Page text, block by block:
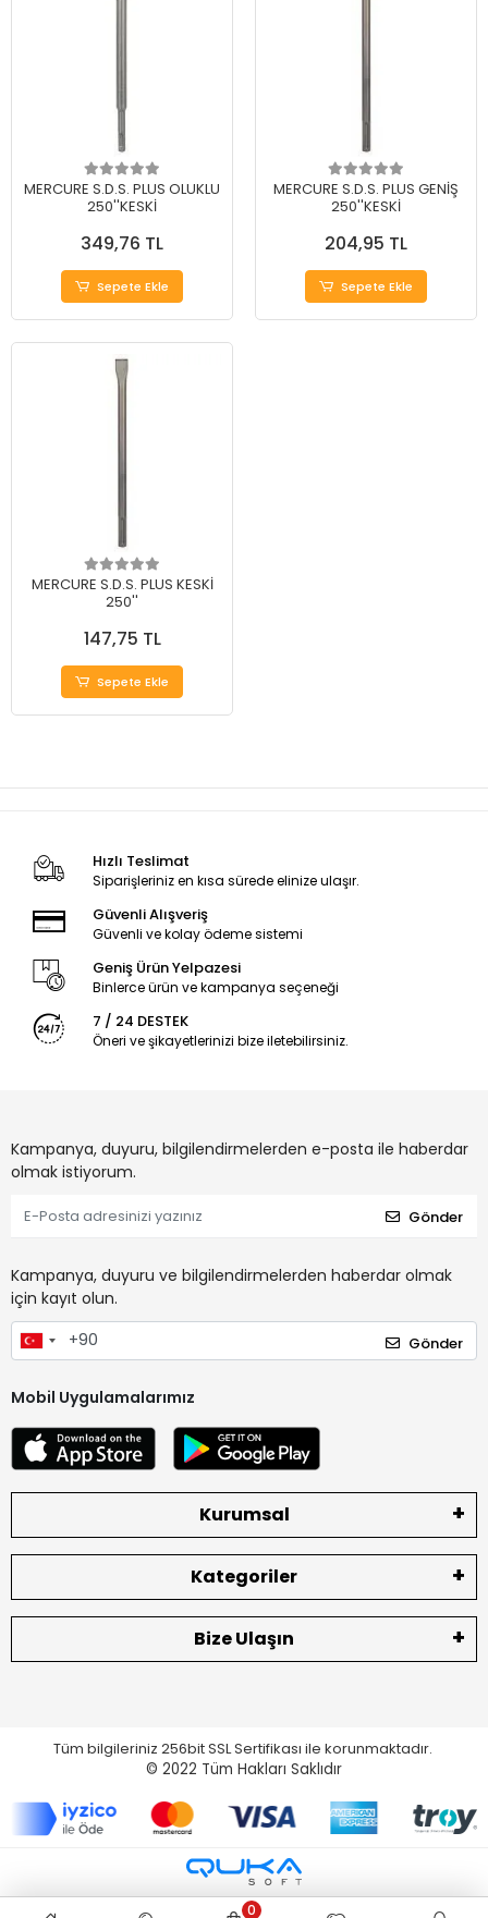
MERCURE S.D.S. PLUS OLUKLU
250''KESKİ
349,76 TL
Sepete Ekle
MERCURE S.D.S. PLUS GENİŞ
250''KESKİ
204,95 TL
Sepete Ekle
MERCURE S.D.S. PLUS KESKİ
250''
147,75 TL
Sepete Ekle
Hızlı Teslimat
Siparişleriniz en kısa sürede elinize ulaşır.
Güvenli Alışveriş
Güvenli ve kolay ödeme sistemi
Geniş Ürün Yelpazesi
Binlerce ürün ve kampanya seçeneği
7 / 24 DESTEK
Öneri ve şikayetlerinizi bize iletebilirsiniz.
Kampanya, duyuru, bilgilendirmelerden e-posta ile haberdar
olmak istiyorum.
Gönder
Kampanya, duyuru ve bilgilendirmelerden haberdar olmak
için kayıt olun.
Gönder
Mobil Uygulamalarımız
Kurumsal
Kategoriler
Bize Ulaşın
Tüm bilgileriniz 256bit SSL Sertifikası ile korunmaktadır.
© 2022 Tüm Hakları Saklıdır
0